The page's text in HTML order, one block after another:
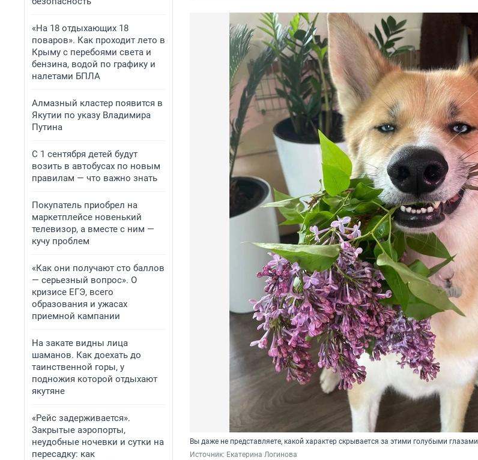
«На 18 отдыхающих 18
поваров». Как проходит лето в
Крыму с перебоями света и
бензина, водой по графику и
налетами БПЛА
Алмазный кластер появится в
Якутии по указу Владимира
Путина
С 1 сентября детей будут
возить в автобусах по новым
правилам — что важно знать
Покупатель приобрел на
маркетплейсе новенький
телевизор, а вместе с ним —
кучу проблем
«Как они получают сто баллов
— серьезный вопрос». О
кризисе ЕГЭ, всего
образования и ужасах
приемной кампании
На закате видны лица
шаманов. Как доехать до
таинственной горы, у
подножия которой отдыхают
якутяне
«Рейс задерживается».
Закрытые аэропорты,
неудобные ночевки и сутки на
пересадку: как
Вы даже не представляете, какой характер скрывается за этими голубыми глазами
Источник: Екатерина Логинова